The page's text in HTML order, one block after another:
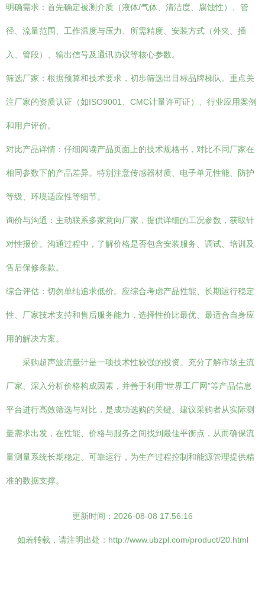
明确需求：首先确定被测介质（液体/气体、清洁度、腐蚀性）、管
径、流量范围、工作温度与压力、所需精度、安装方式（外夹、插
入、管段）、输出信号及通讯协议等核心参数。
筛选厂家：根据预算和技术要求，初步筛选出目标品牌梯队。重点关
注厂家的资质认证（如ISO9001、CMC计量许可证）、行业应用案例
和用户评价。
对比产品详情：仔细阅读产品页面上的技术规格书，对比不同厂家在
相同参数下的产品差异。特别注意传感器材质、电子单元性能、防护
等级、环境适应性等细节。
询价与沟通：主动联系多家意向厂家，提供详细的工况参数，获取针
对性报价。沟通过程中，了解价格是否包含安装服务、调试、培训及
售后保修条款。
综合评估：切勿单纯追求低价。应综合考虑产品性能、长期运行稳定
性、厂家技术支持和售后服务能力，选择性价比最优、最适合自身应
用的解决方案。
采购超声波流量计是一项技术性较强的投资。充分了解市场主流
厂家、深入分析价格构成因素，并善于利用“世界工厂网”等产品信息
平台进行高效筛选与对比，是成功选购的关键。建议采购者从实际测
量需求出发，在性能、价格与服务之间找到最佳平衡点，从而确保流
量测量系统长期稳定、可靠运行，为生产过程控制和能源管理提供精
准的数据支撑。
更新时间：2026-08-08 17:56:16
如若转载，请注明出处：http://www.ubzpl.com/product/20.html